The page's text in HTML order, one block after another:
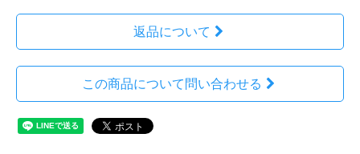
返品について
この商品について問い合わせる